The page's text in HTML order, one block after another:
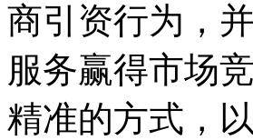
商引资行为，
服务赢得市场
精准的方式，